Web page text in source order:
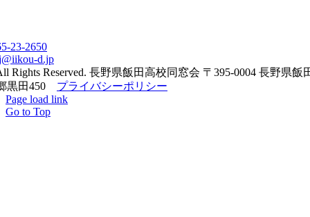
23-2650
d.jp
Rights Reserved. 長野県飯田高校同窓会 〒395-0004 長野県飯
黒田450 プライバシーポリシー
Page load link
Go to Top